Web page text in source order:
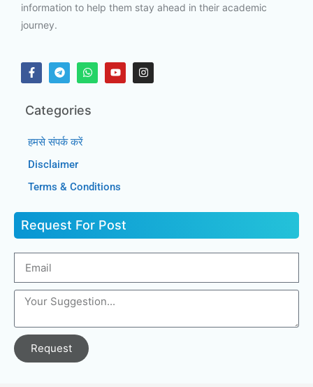
information to help them stay ahead in their academic
journey.
Categories
हमसे संपर्क करें
Disclaimer
Terms & Conditions
Request For Post
Request